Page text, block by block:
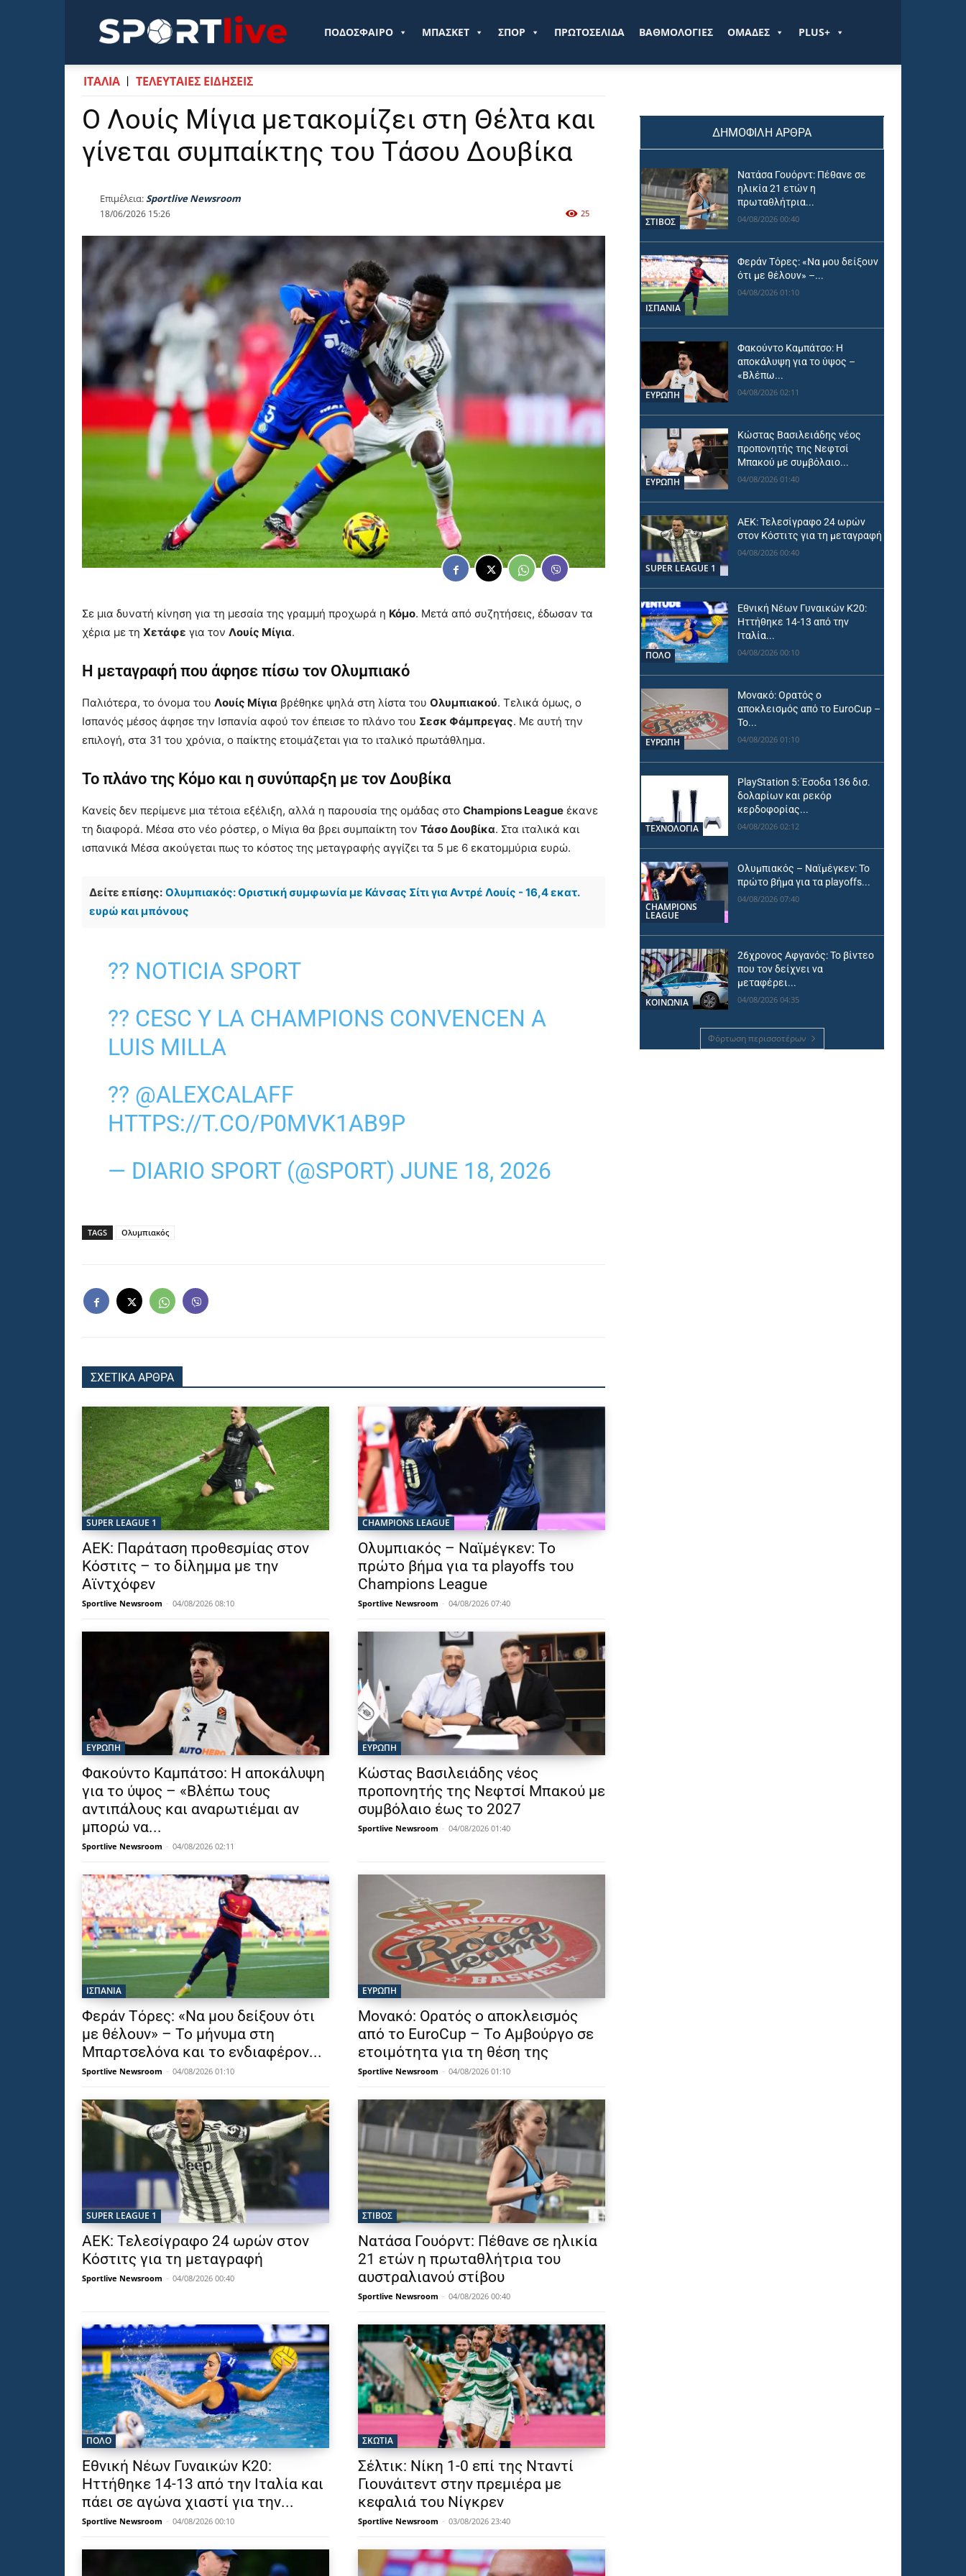
Sportlive.grΠΟΔΟΣΦΑΙΡΟ ΜΠΑΣΚΕΤ ΣΠΟΡ ΠΡΩΤΟΣΕΛΙΔΑ ΒΑΘΜΟΛΟΓΙΕΣ ΟΜΑΔΕΣ PLUS+
ΙΤΑΛΙΑ ΤΕΛΕΥΤΑΙΕΣ ΕΙΔΗΣΕΙΣ
Ο Λουίς Μίγια μετακομίζει στη Θέλτα και
γίνεται συμπαίκτης του Τάσου Δουβίκα
Επιμέλεια:Sportlive Newsroom
18/06/2026 15:26 25
Σε μια δυνατή κίνηση για τη μεσαία της γραμμή προχωρά η Κόμο. Μετά από συζητήσεις, έδωσαν τα
χέρια με τη Χετάφε για τον Λουίς Μίγια.
Η μεταγραφή που άφησε πίσω τον Ολυμπιακό
Παλιότερα, το όνομα του Λουίς Μίγια βρέθηκε ψηλά στη λίστα του Ολυμπιακού. Τελικά όμως, ο
Ισπανός μέσος άφησε την Ισπανία αφού τον έπεισε το πλάνο του Σεσκ Φάμπρεγας. Με αυτή την
επιλογή, στα 31 του χρόνια, ο παίκτης ετοιμάζεται για το ιταλικό πρωτάθλημα.
Το πλάνο της Κόμο και η συνύπαρξη με τον Δουβίκα
Κανείς δεν περίμενε μια τέτοια εξέλιξη, αλλά η παρουσία της ομάδας στο Champions League έκανε
τη διαφορά. Μέσα στο νέο ρόστερ, ο Μίγια θα βρει συμπαίκτη τον Τάσο Δουβίκα. Στα ιταλικά και
ισπανικά Μέσα ακούγεται πως το κόστος της μεταγραφής αγγίζει τα 5 με 6 εκατομμύρια ευρώ.
Δείτε επίσης: Ολυμπιακός: Οριστική συμφωνία με Κάνσας Σίτι για Αντρέ Λουίς - 16,4 εκατ.
ευρώ και μπόνους
?? NOTICIA SPORT
?? CESC Y LA CHAMPIONS CONVENCEN A
LUIS MILLA
?? @ALEXCALAFF
HTTPS://T.CO/P0MVK1AB9P
— DIARIO SPORT (@SPORT) JUNE 18, 2026
TAGS Ολυμπιακός
ΣΧΕΤΙΚΑ ΑΡΘΡΑ
SUPER LEAGUE 1
ΑΕΚ: Παράταση προθεσμίας στον
Κόστιτς – το δίλημμα με την
Αϊντχόφεν
Sportlive Newsroom - 04/08/2026 08:10
CHAMPIONS LEAGUE
Ολυμπιακός – Ναϊμέγκεν: Το
πρώτο βήμα για τα playoffs του
Champions League
Sportlive Newsroom - 04/08/2026 07:40
ΕΥΡΩΠΗ
Φακούντο Καμπάτσο: Η αποκάλυψη
για το ύψος – «Βλέπω τους
αντιπάλους και αναρωτιέμαι αν
μπορώ να...
Sportlive Newsroom - 04/08/2026 02:11
ΕΥΡΩΠΗ
Κώστας Βασιλειάδης νέος
προπονητής της Νεφτσί Μπακού με
συμβόλαιο έως το 2027
Sportlive Newsroom - 04/08/2026 01:40
ΙΣΠΑΝΙΑ
Φεράν Τόρες: «Να μου δείξουν ότι
με θέλουν» – Το μήνυμα στη
Μπαρτσελόνα και το ενδιαφέρον...
Sportlive Newsroom - 04/08/2026 01:10
ΕΥΡΩΠΗ
Μονακό: Ορατός ο αποκλεισμός
από το EuroCup – Το Αμβούργο σε
ετοιμότητα για τη θέση της
Sportlive Newsroom - 04/08/2026 01:10
SUPER LEAGUE 1
ΑΕΚ: Τελεσίγραφο 24 ωρών στον
Κόστιτς για τη μεταγραφή
Sportlive Newsroom - 04/08/2026 00:40
ΣΤΙΒΟΣ
Νατάσα Γουόρντ: Πέθανε σε ηλικία
21 ετών η πρωταθλήτρια του
αυστραλιανού στίβου
Sportlive Newsroom - 04/08/2026 00:40
ΠΟΛΟ
Εθνική Νέων Γυναικών Κ20:
Ηττήθηκε 14-13 από την Ιταλία και
πάει σε αγώνα χιαστί για την...
Sportlive Newsroom - 04/08/2026 00:10
ΣΚΩΤΙΑ
Σέλτικ: Νίκη 1-0 επί της Νταντί
Γιουνάιτεντ στην πρεμιέρα με
κεφαλιά του Νίγκρεν
Sportlive Newsroom - 03/08/2026 23:40
ΔΗΜΟΦΙΛΗ ΑΡΘΡΑ
ΣΤΙΒΟΣ
Νατάσα Γουόρντ: Πέθανε σε
ηλικία 21 ετών η
πρωταθλήτρια...
04/08/2026 00:40
ΙΣΠΑΝΙΑ
Φεράν Τόρες: «Να μου δείξουν
ότι με θέλουν» –...
04/08/2026 01:10
ΕΥΡΩΠΗ
Φακούντο Καμπάτσο: Η
αποκάλυψη για το ύψος –
«Βλέπω...
04/08/2026 02:11
ΕΥΡΩΠΗ
Κώστας Βασιλειάδης νέος
προπονητής της Νεφτσί
Μπακού με συμβόλαιο...
04/08/2026 01:40
SUPER LEAGUE 1
ΑΕΚ: Τελεσίγραφο 24 ωρών
στον Κόστιτς για τη μεταγραφή
04/08/2026 00:40
ΠΟΛΟ
Εθνική Νέων Γυναικών Κ20:
Ηττήθηκε 14-13 από την
Ιταλία...
04/08/2026 00:10
ΕΥΡΩΠΗ
Μονακό: Ορατός ο
αποκλεισμός από το EuroCup –
Το...
04/08/2026 01:10
ΤΕΧΝΟΛΟΓΙΑ
PlayStation 5: Έσοδα 136 δισ.
δολαρίων και ρεκόρ
κερδοφορίας...
04/08/2026 02:12
CHAMPIONS
LEAGUE
Ολυμπιακός – Ναϊμέγκεν: Το
πρώτο βήμα για τα playoffs...
04/08/2026 07:40
ΚΟΙΝΩΝΙΑ
26χρονος Αφγανός: Το βίντεο
που τον δείχνει να
μεταφέρει...
04/08/2026 04:35
Φόρτωση περισσοτέρων